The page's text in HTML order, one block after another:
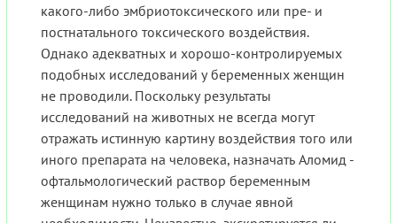
какого-либо эмбриотоксического или пре- и
постнатального токсического воздействия.
Однако адекватных и хорошо-контролируемых
подобных исследований у беременных женщин
не проводили. Поскольку результаты
исследований на животных не всегда могут
отражать истинную картину воздействия того или
иного препарата на человека, назначать Аломид -
офтальмологический раствор беременным
женщинам нужно только в случае явной